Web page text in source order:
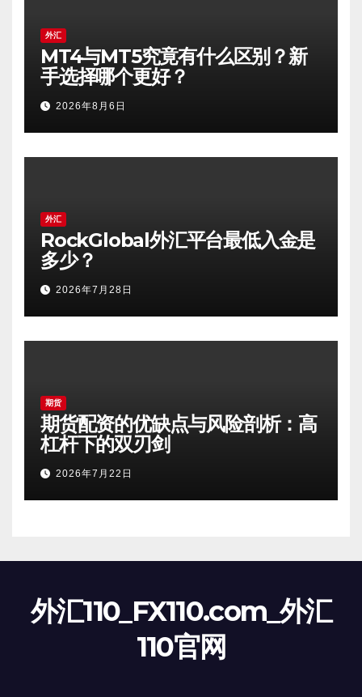
外汇
MT4与MT5究竟有什么区别？新
手选择哪个更好？
2026年8月6日
外汇
RockGlobal外汇平台最低入金是
多少？
2026年7月28日
期货
期货配资的优缺点与风险剖析：高
杠杆下的双刃剑
2026年7月22日
外汇110_FX110.com_外汇
110官网